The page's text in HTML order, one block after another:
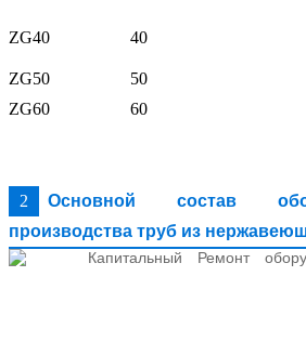
ZG40 40
ZG50 50
ZG60
60
2
Основной состав
производства труб из